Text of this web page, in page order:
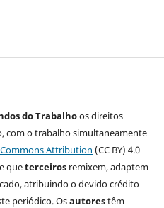
do Trabalhoos direitos
com o trabalho simultaneamente
Commons Attribution (CC BY) 4.0
queterceirosremixem, adaptem
atribuindo o devido crédito
periódico. Osautorestêm